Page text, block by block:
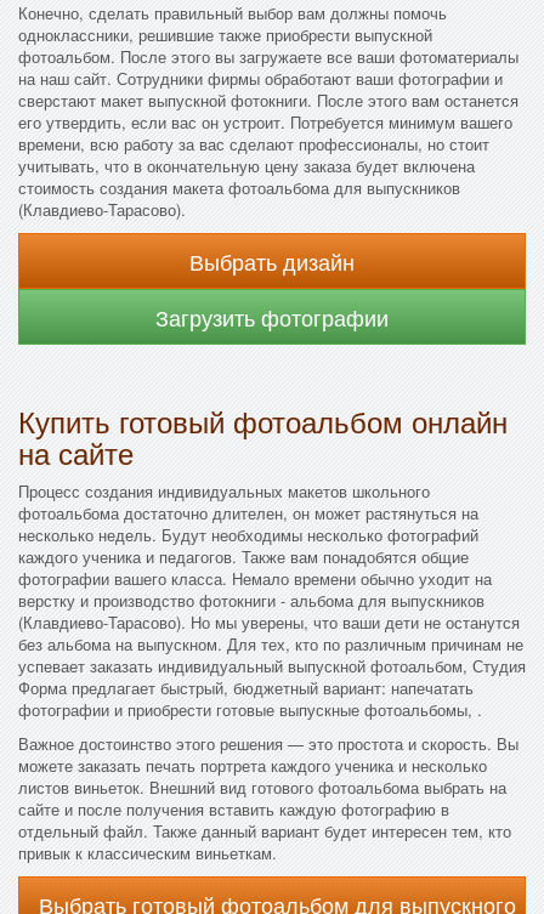
Конечно, сделать правильный выбор вам должны помочь
одноклассники, решившие также приобрести выпускной
фотоальбом. После этого вы загружаете все ваши фотоматериалы
на наш сайт. Сотрудники фирмы обработают ваши фотографии и
сверстают макет выпускной фотокниги. После этого вам останется
его утвердить, если вас он устроит. Потребуется минимум вашего
времени, всю работу за вас сделают профессионалы, но стоит
учитывать, что в окончательную цену заказа будет включена
стоимость создания макета фотоальбома для выпускников
(Клавдиево-Тарасово).
Выбрать дизайн
Загрузить фотографии
Купить готовый фотоальбом онлайн
на сайте
Процесс создания индивидуальных макетов школьного
фотоальбома достаточно длителен, он может растянуться на
несколько недель. Будут необходимы несколько фотографий
каждого ученика и педагогов. Также вам понадобятся общие
фотографии вашего класса. Немало времени обычно уходит на
верстку и производство фотокниги - альбома для выпускников
(Клавдиево-Тарасово). Но мы уверены, что ваши дети не останутся
без альбома на выпускном. Для тех, кто по различным причинам не
успевает заказать индивидуальный выпускной фотоальбом, Студия
Форма предлагает быстрый, бюджетный вариант: напечатать
фотографии и приобрести готовые выпускные фотоальбомы, .
Важное достоинство этого решения — это простота и скорость. Вы
можете заказать печать портрета каждого ученика и несколько
листов виньеток. Внешний вид готового фотоальбома выбрать на
сайте и после получения вставить каждую фотографию в
отдельный файл. Также данный вариант будет интересен тем, кто
привык к классическим виньеткам.
Выбрать готовый фотоальбом для выпускного